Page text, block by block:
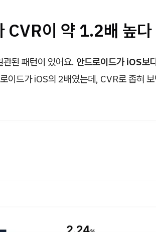
CVR이 약 1.2배 높다
된 패턴이 있어요. 안드로이드가 iOS보
이드가 iOS의 2배였는데, CVR로 좁혀